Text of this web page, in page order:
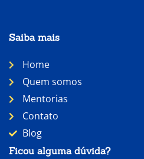
Saiba mais
Home
Quem somos
Mentorias
Contato
Blog
Ficou alguma dúvida?